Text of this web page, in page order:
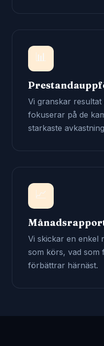
📊
Vi granskar
fokuserar på de
starkaste
📈
Vi skickar en enkel
som körs, vad som
förbättrar härnäst.